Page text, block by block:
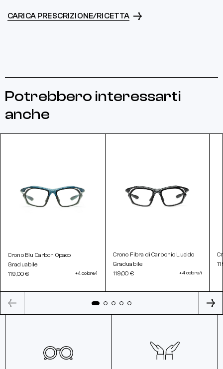
CARICA PRESCRIZIONE/RICETTA
Potrebbero interessarti
anche
Crono Blu Carbon Opaco
Graduabile
119,00 €
+4 colore/i
Crono Fibra di Carbonio Lucido
Graduabile
119,00 €
+4 colore/i